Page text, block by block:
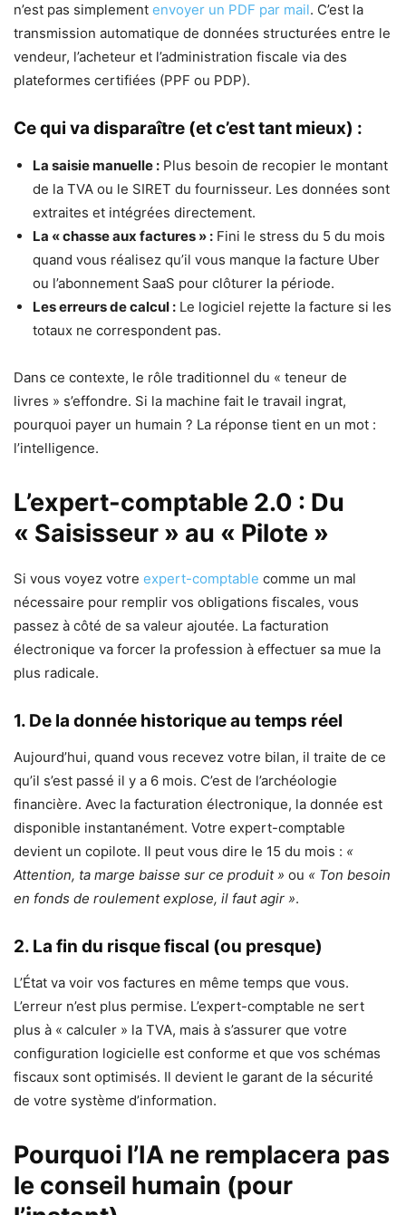
n’est pas simplement envoyer un PDF par mail. C’est la
transmission automatique de données structurées entre le
vendeur, l’acheteur et l’administration fiscale via des
plateformes certifiées (PPF ou PDP).
Ce qui va disparaître (et c’est tant mieux) :
La saisie manuelle : Plus besoin de recopier le montant
de la TVA ou le SIRET du fournisseur. Les données sont
extraites et intégrées directement.
La « chasse aux factures » : Fini le stress du 5 du mois
quand vous réalisez qu’il vous manque la facture Uber
ou l’abonnement SaaS pour clôturer la période.
Les erreurs de calcul : Le logiciel rejette la facture si les
totaux ne correspondent pas.
Dans ce contexte, le rôle traditionnel du « teneur de
livres » s’effondre. Si la machine fait le travail ingrat,
pourquoi payer un humain ? La réponse tient en un mot :
l’intelligence.
L’expert-comptable 2.0 : Du
« Saisisseur » au « Pilote »
Si vous voyez votre expert-comptable comme un mal
nécessaire pour remplir vos obligations fiscales, vous
passez à côté de sa valeur ajoutée. La facturation
électronique va forcer la profession à effectuer sa mue la
plus radicale.
1. De la donnée historique au temps réel
Aujourd’hui, quand vous recevez votre bilan, il traite de ce
qu’il s’est passé il y a 6 mois. C’est de l’archéologie
financière. Avec la facturation électronique, la donnée est
disponible instantanément. Votre expert-comptable
devient un copilote. Il peut vous dire le 15 du mois : «
Attention, ta marge baisse sur ce produit » ou « Ton besoin
en fonds de roulement explose, il faut agir ».
2. La fin du risque fiscal (ou presque)
L’État va voir vos factures en même temps que vous.
L’erreur n’est plus permise. L’expert-comptable ne sert
plus à « calculer » la TVA, mais à s’assurer que votre
configuration logicielle est conforme et que vos schémas
fiscaux sont optimisés. Il devient le garant de la sécurité
de votre système d’information.
Pourquoi l’IA ne remplacera pas
le conseil humain (pour